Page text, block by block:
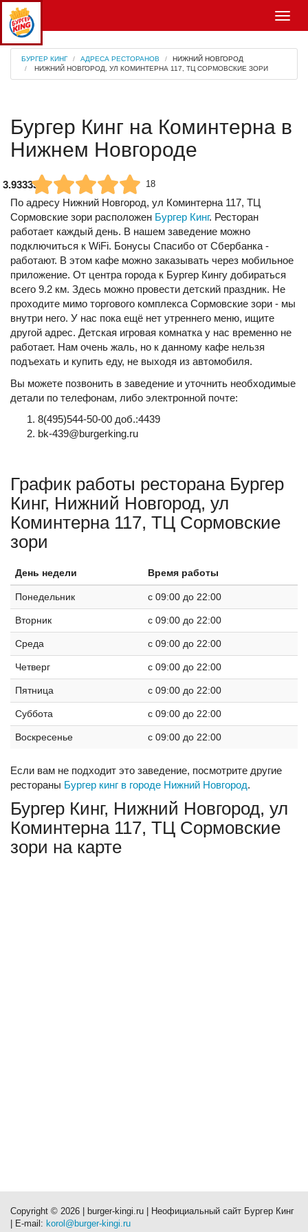
Меню
БУРГЕР КИНГ АДРЕСА РЕСТОРАНОВ
НИЖНИЙ НОВГОРОД
НИЖНИЙ НОВГОРОД, УЛ КОМИНТЕРНА 117, ТЦ СОРМОВСКИЕ ЗОРИ
Бургер Кинг на Коминтерна в
Нижнем Новгороде
3.93333 18
По адресу Нижний Новгород, ул Коминтерна 117, ТЦ
Сормовские зори расположен Бургер Кинг. Ресторан
работает каждый день. В нашем заведение можно
подключиться к WiFi. Бонусы Спасибо от Сбербанка -
работают. В этом кафе можно заказывать через мобильное
приложение. От центра города к Бургер Кингу добираться
всего 9.2 км. Здесь можно провести детский праздник. Не
проходите мимо торгового комплекса Сормовские зори - мы
внутри него. У нас пока ещё нет утреннего меню, ищите
другой адрес. Детская игровая комнатка у нас временно не
работает. Нам очень жаль, но к данному кафе нельзя
подъехать и купить еду, не выходя из автомобиля.
Вы можете позвонить в заведение и уточнить необходимые
детали по телефонам, либо электронной почте:
8(495)544-50-00 доб.:4439
bk-439@burgerking.ru
График работы ресторана Бургер
Кинг, Нижний Новгород, ул
Коминтерна 117, ТЦ Сормовские
зори
День недели Время работы
Понедельник c 09:00 до 22:00
Вторник c 09:00 до 22:00
Среда c 09:00 до 22:00
Четверг c 09:00 до 22:00
Пятница c 09:00 до 22:00
Суббота c 09:00 до 22:00
Воскресенье c 09:00 до 22:00
Если вам не подходит это заведение, посмотрите другие
рестораны Бургер кинг в городе Нижний Новгород.
Бургер Кинг, Нижний Новгород, ул
Коминтерна 117, ТЦ Сормовские
зори на карте
Copyright © 2026 | burger-kingi.ru | Неофициальный сайт Бургер Кинг
| E-mail: korol@burger-kingi.ru